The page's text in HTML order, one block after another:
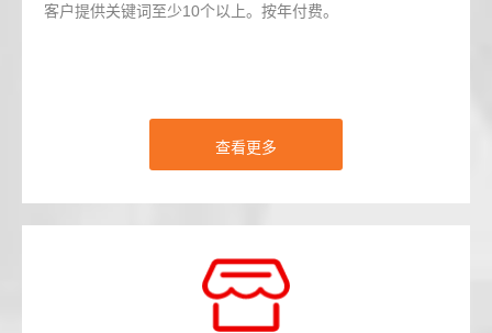
客户提供关键词至少10个以上。按年付费。
查看更多